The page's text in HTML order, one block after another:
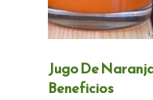
Jugo De
Beneficios